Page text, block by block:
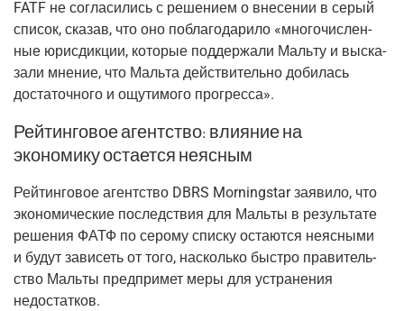
FATF не согла­си­лись с реше­ни­ем о вне­се­нии в серый
спи­сок, ска­зав, что оно побла­го­да­ри­ло «мно­го­чис­лен­
ные юрис­дик­ции, кото­рые под­дер­жа­ли Маль­ту и выска­
за­ли мне­ние, что Маль­та дей­стви­тель­но доби­лась
доста­точ­но­го и ощу­ти­мо­го прогресса».
Рейтинговое агентство: влияние на
экономику остается неясным
Рей­тин­го­вое агент­ство DBRS Morningstar заяви­ло, что
эко­но­ми­че­ские послед­ствия для Маль­ты в резуль­та­те
реше­ния ФАТФ по серо­му спис­ку оста­ют­ся неяс­ны­ми
и будут зави­сеть от того, насколь­ко быст­ро пра­ви­тель­
ство Маль­ты пред­при­мет меры для устра­не­ния
недостатков.